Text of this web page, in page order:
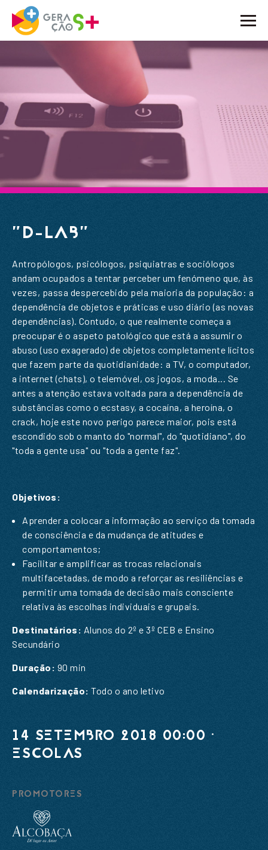
O PROJETO
ATIVIDADES
NOTÍCIAS
EMBAIXADORES
PARCEIROS
"D-LAB"
Antropólogos, psicólogos, psiquiatras e sociólogos
andam ocupados a tentar perceber um fenómeno que, às
vezes, passa despercebido pela maioria da população: a
dependência de objetos e práticas e uso diário (as novas
dependências). Contudo, o que realmente começa a
preocupar é o aspeto patológico que está a assumir o
abuso (uso exagerado) de objetos completamente lícitos
que fazem parte da quotidianidade: a TV, o computador,
a internet (chats), o telemóvel, os jogos, a moda... Se
antes a atenção estava voltada para a dependência de
substâncias como o ecstasy, a cocaína, a heroína, o
crack, hoje este novo perigo parece maior, pois está
escondido sob o manto do "normal", do "quotidiano", do
"toda a gente usa" ou "toda a gente faz".
Objetivos:
Aprender a colocar a informação ao serviço da tomada
de consciência e da mudança de atitudes e
comportamentos;
Facilitar e amplificar as trocas relacionais
multifacetadas, de modo a reforçar as resiliências e
permitir uma tomada de decisão mais consciente
relativa às escolhas individuais e grupais.
Destinatários: Alunos do 2º e 3º CEB e Ensino
Secundário
Duração: 90 min
Calendarização: Todo o ano letivo
14 SETEMBRO 2018 00:00 ·
ESCOLAS
PROMOTORES
PEDIDO DE INFORMAÇÃO
Nome *
Email*
Mensagem*
ENVIAR
Li e aceito a
SUBSCREVER A NOSSA
NEWSLETTER
Nome*
Li e aceito a